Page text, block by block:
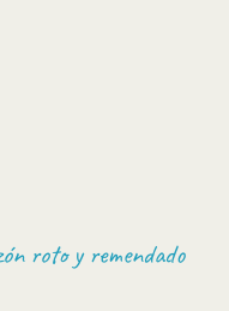
roto y remendado